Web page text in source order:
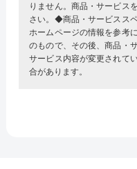
りません。商品・サービス
さい。◆商品・サービスス
ホームページの情報を参考
のもので、その後、商品・
サービス内容が変更されて
合があります。